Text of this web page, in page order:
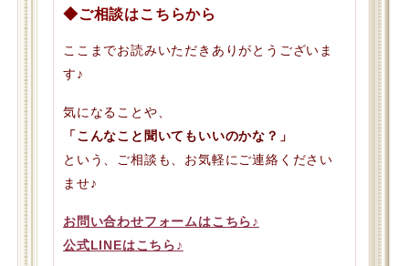
◆ご相談はこちらから
ここまでお読みいただきありがとうございま
す♪
気になることや、
「こんなこと聞いてもいいのかな？」
という、ご相談も、お気軽にご連絡ください
ませ♪
お問い合わせフォームはこちら♪
公式LINEはこちら♪